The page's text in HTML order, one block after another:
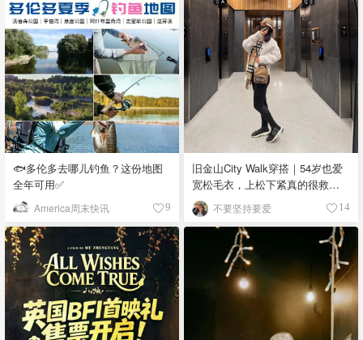
🐟多伦多去哪儿钓鱼？这份地图
全年可用✅
America周末快讯 9
旧金山City Walk穿搭｜54岁也爱
宽松毛衣，上松下紧真的很救比
例
不要坚持要爱 14